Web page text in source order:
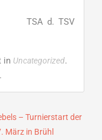
d. TSV
in Uncategorized.
.
– Turnierstart der
März in Brühl